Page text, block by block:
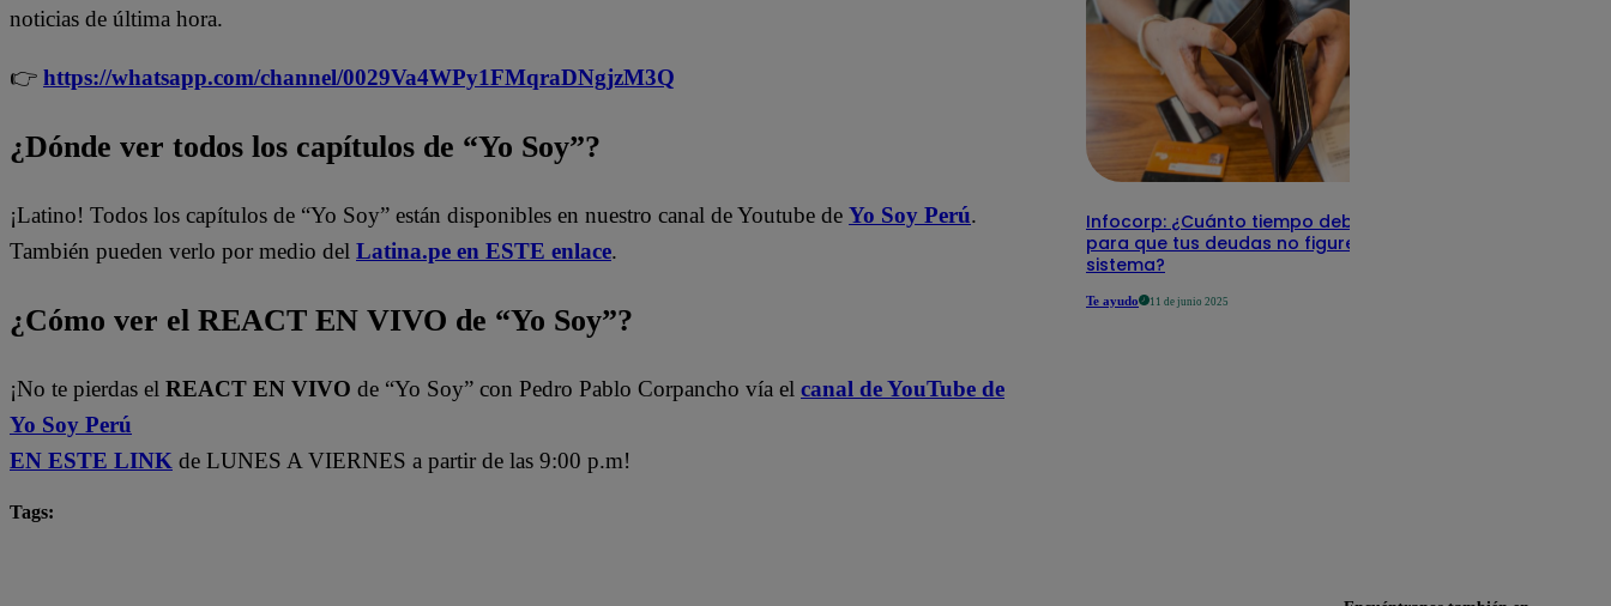
noticias de última hora.
👉 https://whatsapp.com/channel/0029Va4WPy1FMqraDNgjzM3Q
¿Dónde ver todos los capítulos de “Yo Soy”?
¡Latino! Todos los capítulos de “Yo Soy” están disponibles en nuestro canal de Youtube de Yo Soy Perú.
También pueden verlo por medio del Latina.pe en ESTE enlace.
¿Cómo ver el REACT EN VIVO de “Yo Soy”?
¡No te pierdas el REACT EN VIVO de “Yo Soy” con Pedro Pablo Corpancho vía el canal de YouTube de
Yo Soy Perú
EN ESTE LINK de LUNES A VIERNES a partir de las 9:00 p.m!
Tags:
Infocorp: ¿Cuánto tiempo debe pasar
para que tus deudas no figuren en su
sistema?
Te ayudo 11 de junio 2025